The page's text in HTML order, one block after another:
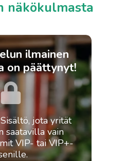
näkökulmasta
ilmainen
on päättynyt!
jota yrität
saatavilla vain
VIP- tai VIP+-